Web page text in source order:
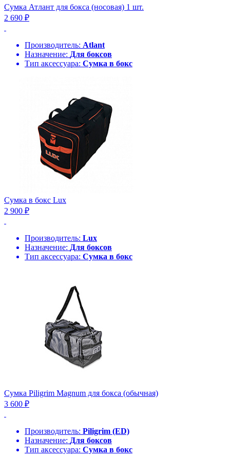
Сумка Атлант для бокса (носовая) 1 шт.
2 690 ₽
Производитель: Atlant
Назначение: Для боксов
Тип аксессуара: Сумка в бокс
Сумка в бокс Lux
2 900 ₽
Производитель: Lux
Назначение: Для боксов
Тип аксессуара: Сумка в бокс
Сумка Piligrim Magnum для бокса (обычная)
3 600 ₽
Производитель: Piligrim (ED)
Назначение: Для боксов
Тип аксессуара: Сумка в бокс